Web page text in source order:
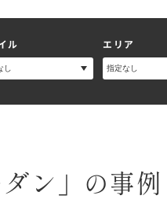
ル エリア
ン」の事例